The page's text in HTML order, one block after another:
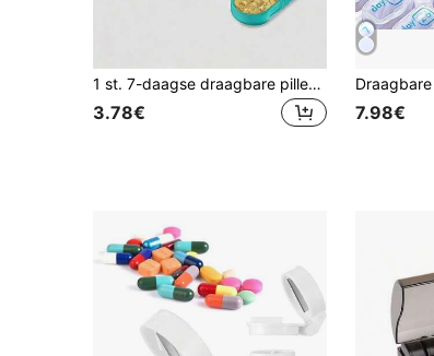
1 st. 7-daagse draagbare pillendoos, veelkleurige reismedicijnbewaarcontainer met compartimenten voor het organiseren van ochtend-/middag-/nachtmedicijnen
3.78€ 7.98€